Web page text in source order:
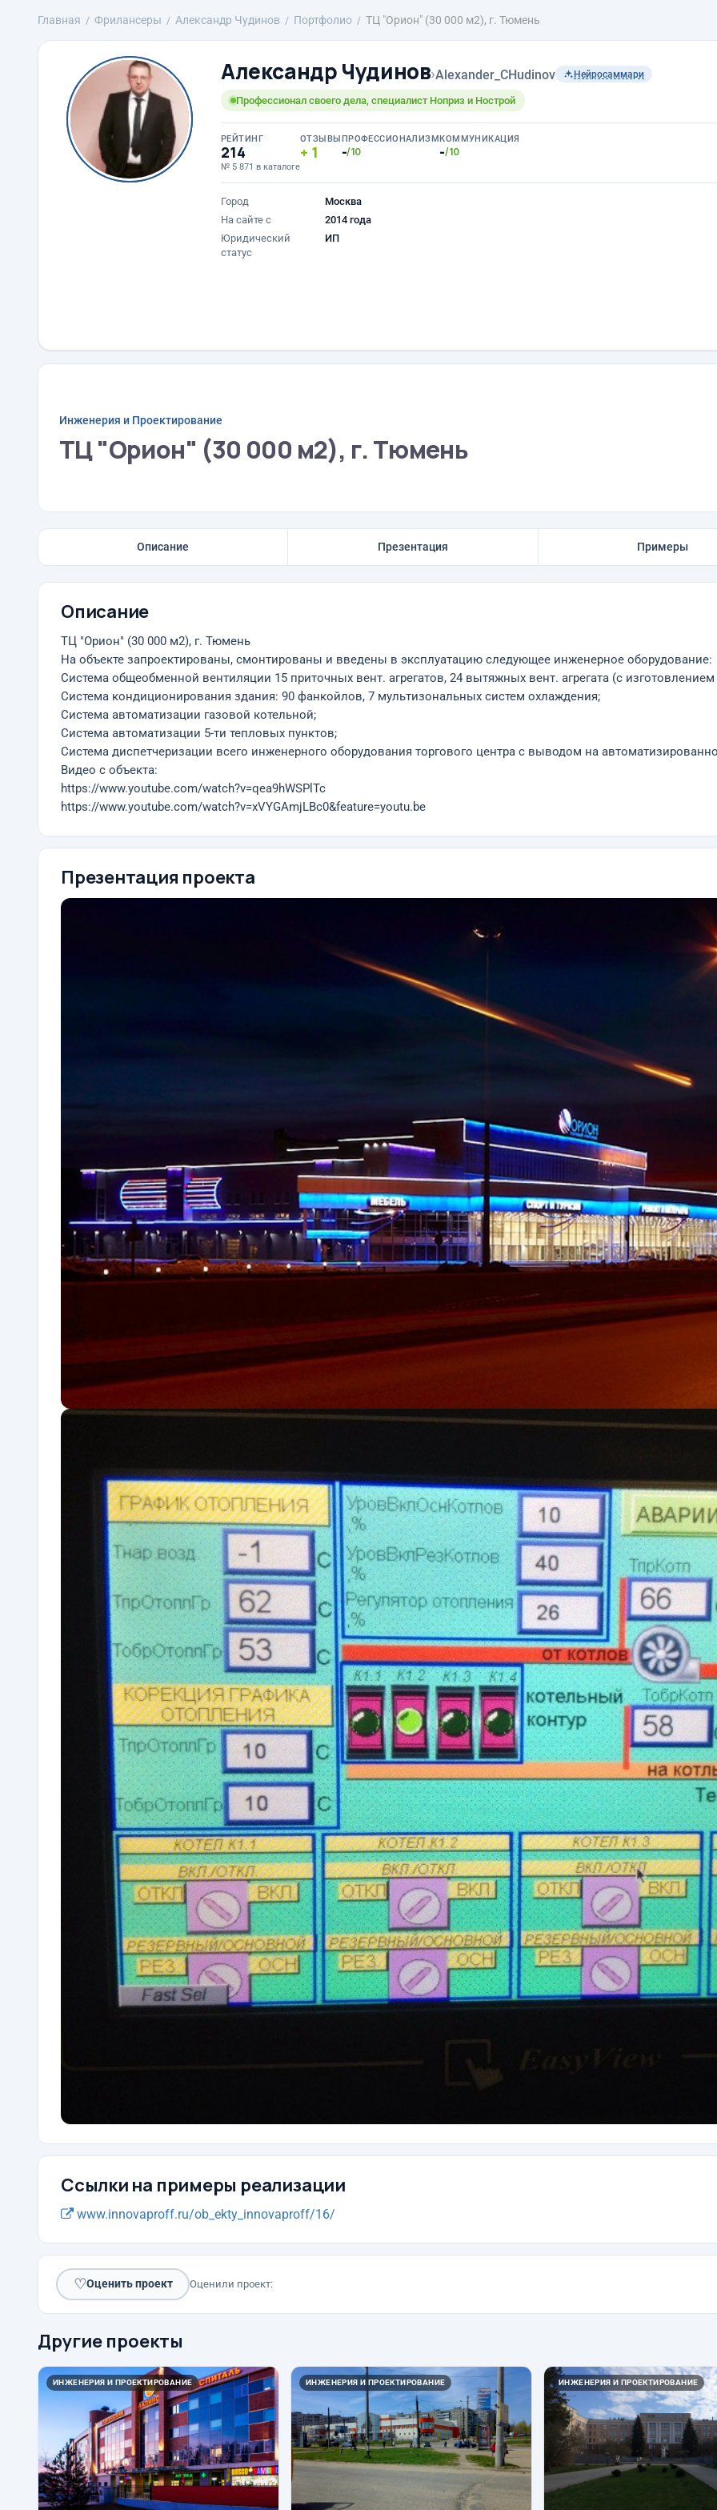
Главная Фрилансеры Александр Чудинов Портфолио ТЦ "Орион" (30 000 м2), г. Тюмень
Александр Чудинов›Alexander_CHudinov Нейросаммари
Профессионал своего дела, специалист Ноприз и Нострой
РЕЙТИНГ
214
№ 5 871 в каталоге
ОТЗЫВЫ
1
ПРОФЕССИОНАЛИЗМ
-/10
КОММУНИКАЦИЯ
-/10
Город
Москва
На сайте с
2014 года
Юридический
статус
ИП
Инженерия и Проектирование
ТЦ "Орион" (30 000 м2), г. Тюмень
Описание Презентация Примеры
Описание
ТЦ "Орион" (30 000 м2), г. Тюмень
На объекте запроектированы, смонтированы и введены в эксплуатацию следующее инженерное оборудование:
Система общеобменной вентиляции 15 приточных вент. агрегатов, 24 вытяжных вент. агрегата (с
Система кондиционирования здания: 90 фанкойлов, 7 мультизональных систем охлаждения;
Система автоматизации газовой котельной;
Система автоматизации 5-ти тепловых пунктов;
Система диспетчеризации всего инженерного оборудования торгового центра с выводом на
Видео с объекта:
https://www.youtube.com/watch?v=qea9hWSPlTc
https://www.youtube.com/watch?v=xVYGAmjLBc0&feature=youtu.be
Презентация проекта
Ссылки на примеры реализации
www.innovaproff.ru/ob_ekty_innovaproff/16/
♡Оценить проект Оценили проект:
Другие проекты
ИНЖЕНЕРИЯ И ПРОЕКТИРОВАНИЕ ИНЖЕНЕРИЯ И ПРОЕКТИРОВАНИЕ ИНЖЕНЕРИЯ И ПРОЕКТИРОВАНИЕ